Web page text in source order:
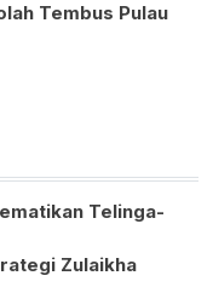
Tembus Pulau
Telinga-
Zulaikha